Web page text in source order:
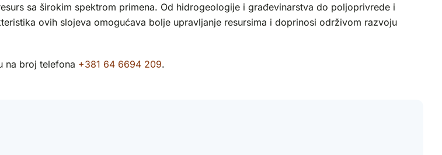
sa širokim spektrom primena. Od hidrogeologije i građevinarstva do poljoprivrede i
ovih slojeva omogućava bolje upravljanje resursima i doprinosi održivom razvoju
na broj telefona +381 64 6694 209.